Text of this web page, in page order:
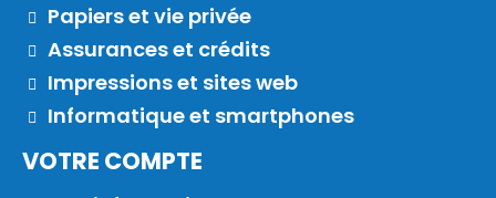
Papiers et vie privée
Assurances et crédits
Impressions et sites web
Informatique et smartphones
VOTRE COMPTE